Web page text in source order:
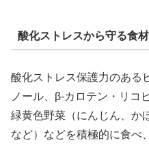
酸化ストレスから守る食
酸化ストレス保護力のある
ノール、β‐カロテン・リコ
緑黄色野菜（にんじん、か
など）などを積極的に食べ